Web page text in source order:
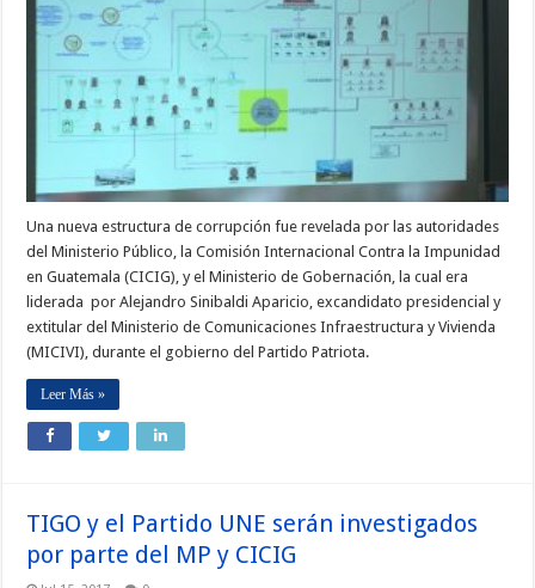
Una nueva estructura de corrupción fue revelada por las autoridades
del Ministerio Público, la Comisión Internacional Contra la Impunidad
en Guatemala (CICIG), y el Ministerio de Gobernación, la cual era
liderada por Alejandro Sinibaldi Aparicio, excandidato presidencial y
extitular del Ministerio de Comunicaciones Infraestructura y Vivienda
(MICIVI), durante el gobierno del Partido Patriota.
Leer Más »
TIGO y el Partido UNE serán investigados
por parte del MP y CICIG